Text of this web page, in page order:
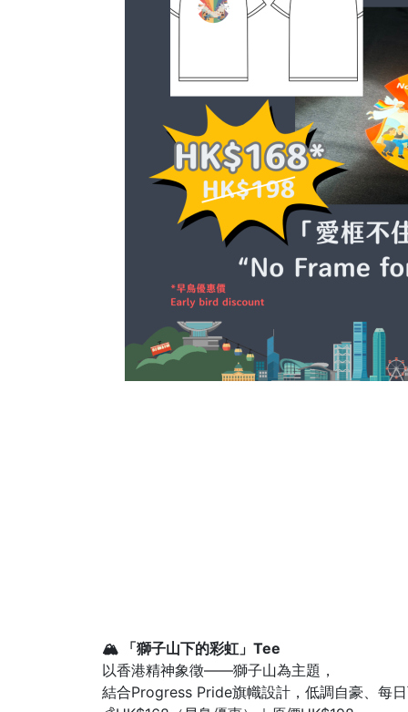
🏔 「獅子山下的彩虹」Tee
以香港精神象徵——獅子山為主題，
結合Progress Pride旗幟設計，低調自豪、每